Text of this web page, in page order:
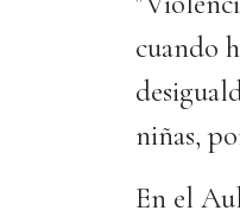
cuando
niñas,
En el